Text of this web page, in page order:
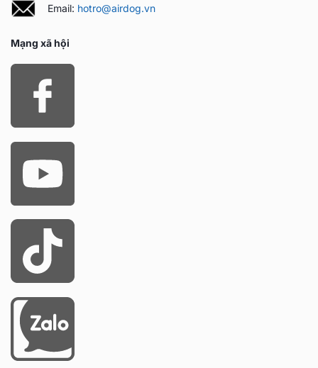
Email: hotro@airdog.vn
Mạng xã hội